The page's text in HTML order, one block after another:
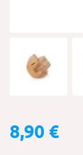
8,90 €